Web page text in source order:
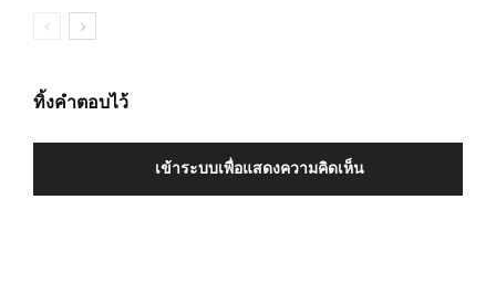
ทิ้งคำตอบไว้
เข้าระบบเพื่อแสดงความคิดเห็น